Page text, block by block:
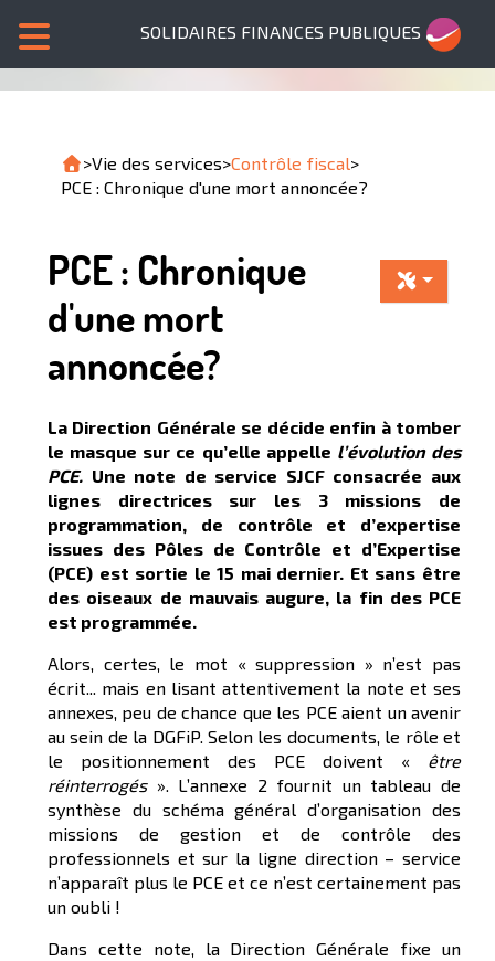
SOLIDAIRES FINANCES PUBLIQUES
>Vie des services>Contrôle fiscal>
PCE : Chronique d'une mort annoncée?
PCE : Chronique
d'une mort
annoncée?
La Direction Générale se décide enfin à tomber
le masque sur ce qu’elle appelle l’évolution des
PCE. Une note de service SJCF consacrée aux
lignes directrices sur les 3 missions de
programmation, de contrôle et d’expertise
issues des Pôles de Contrôle et d’Expertise
(PCE) est sortie le 15 mai dernier. Et sans être
des oiseaux de mauvais augure, la fin des PCE
est programmée.
Alors, certes, le mot « suppression » n’est pas
écrit... mais en lisant attentivement la note et ses
annexes, peu de chance que les PCE aient un avenir
au sein de la DGFiP. Selon les documents, le rôle et
le positionnement des PCE doivent « être
réinterrogés». L’annexe 2 fournit un tableau de
synthèse du schéma général d’organisation des
missions de gestion et de contrôle des
professionnels et sur la ligne direction – service
n’apparaît plus le PCE et ce n’est certainement pas
un oubli !
Dans cette note, la Direction Générale fixe un